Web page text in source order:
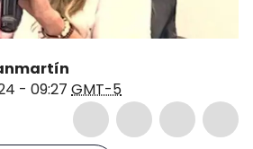
- 09:27 GMT-5